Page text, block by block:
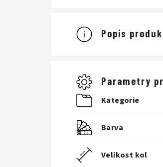
Popis
Parametry
Kategorie
Barva
Velikost kol